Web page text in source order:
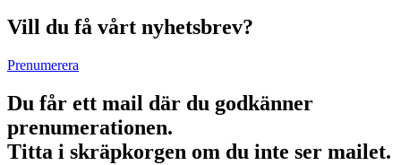
Vill du få vårt nyhetsbrev?
Prenumerera
Du får ett mail där du godkänner
prenumerationen.
Titta i skräpkorgen om du inte ser mailet.